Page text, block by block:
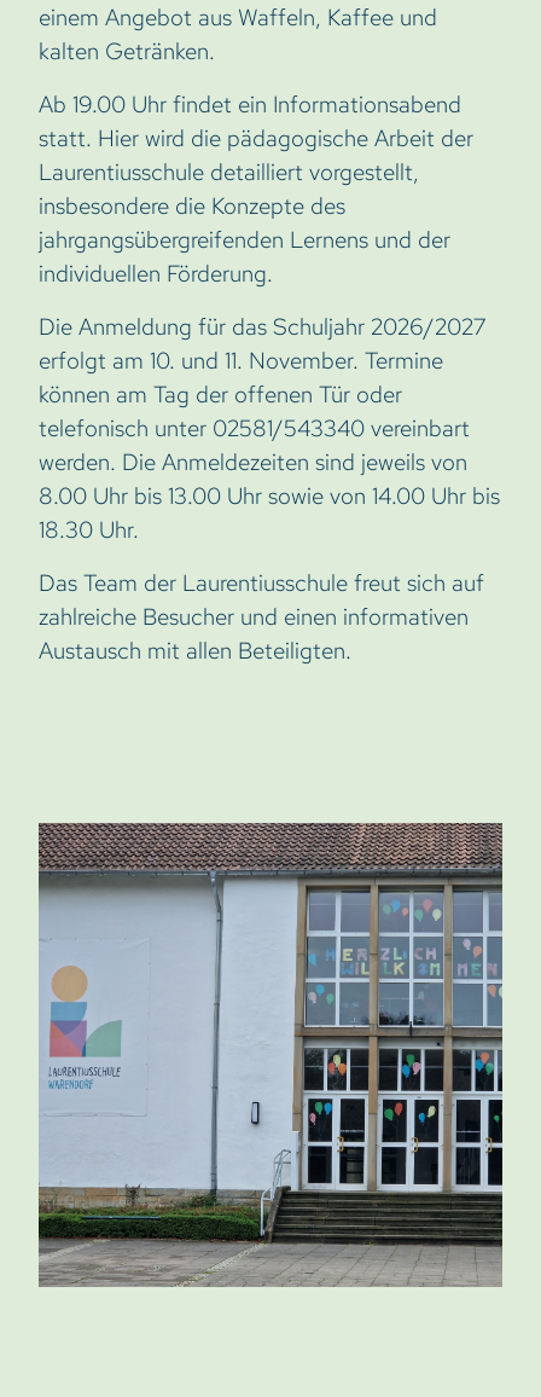
einem Angebot aus Waffeln, Kaffee und
kalten Getränken.
Ab 19.00 Uhr findet ein Informationsabend
statt. Hier wird die pädagogische Arbeit der
Laurentiusschule detailliert vorgestellt,
insbesondere die Konzepte des
jahrgangsübergreifenden Lernens und der
individuellen Förderung.
Die Anmeldung für das Schuljahr 2026/2027
erfolgt am 10. und 11. November. Termine
können am Tag der offenen Tür oder
telefonisch unter 02581/543340 vereinbart
werden. Die Anmeldezeiten sind jeweils von
8.00 Uhr bis 13.00 Uhr sowie von 14.00 Uhr bis
18.30 Uhr.
Das Team der Laurentiusschule freut sich auf
zahlreiche Besucher und einen informativen
Austausch mit allen Beteiligten.